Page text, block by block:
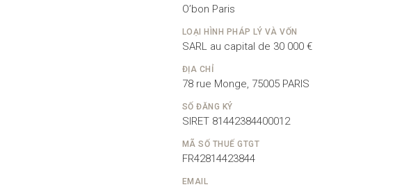
O’bon Paris
LOẠI HÌNH PHÁP LÝ VÀ VỐN
SARL au capital de 30 000 €
ĐỊA CHỈ
78 rue Monge, 75005 PARIS
SỐ ĐĂNG KÝ
SIRET 81442384400012
MÃ SỐ THUẾ GTGT
FR42814423844
EMAIL